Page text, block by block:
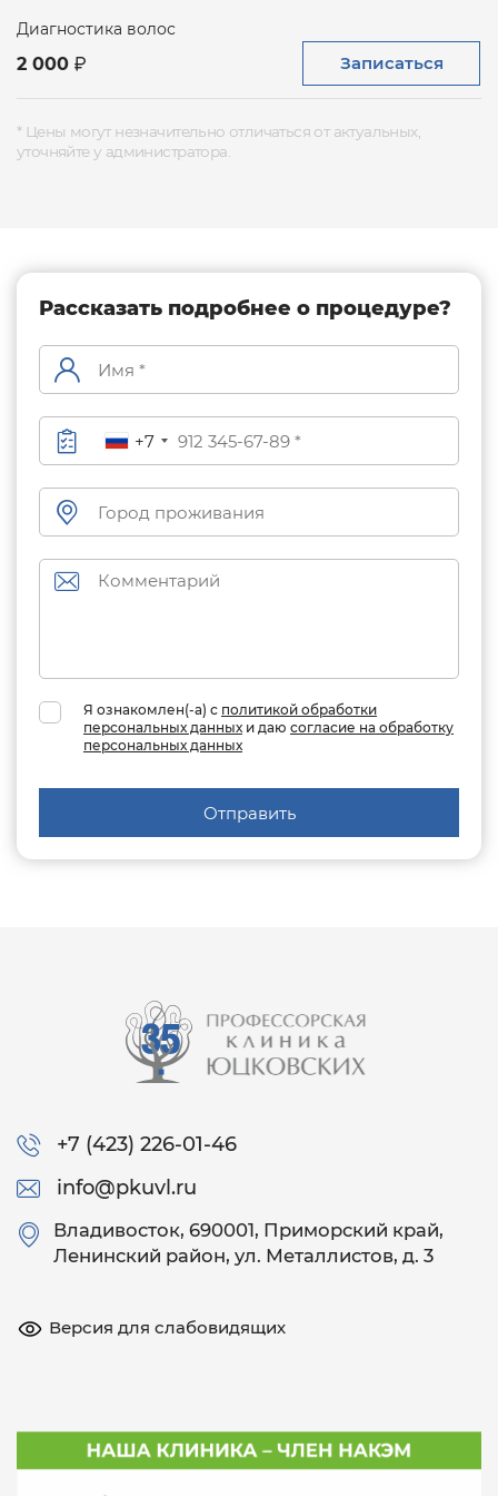
окрашивание, завивка, выпрямление волос.
Диагностика волос
2 000 Записаться
* Цены могут незначительно отличаться от актуальных,
уточняйте у администратора.
Рассказать подробнее о процедуре?
+7
Я ознакомлен(-а) с политикой обработки
персональных данных и даю согласие на обработку
персональных данных
Отправить
+7 (423) 226-01-46
info@pkuvl.ru
Владивосток, 690001, Приморский край,
Ленинский район, ул. Металлистов, д. 3
Версия для слабовидящих